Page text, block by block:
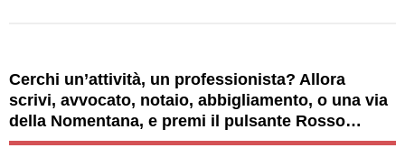
Cerchi un’attività, un professionista? Allora
scrivi, avvocato, notaio, abbigliamento, o una via
della Nomentana, e premi il pulsante Rosso…